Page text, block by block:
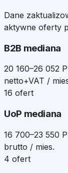
Dane
aktywne oferty
B2B mediana
20 160–26 052
netto+VAT /
16 ofert
UoP mediana
16 700–23 550
brutto / mies.
4 ofert